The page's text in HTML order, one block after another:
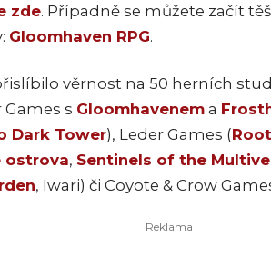
zde. Případně se můžete začít
Gloomhaven RPG.
věrnost na 50 herních
s Gloomhavenem a
Dark Tower), Leder Games (Root
ostrova, Sentinels of the
, Iwari) či Coyote & Crow